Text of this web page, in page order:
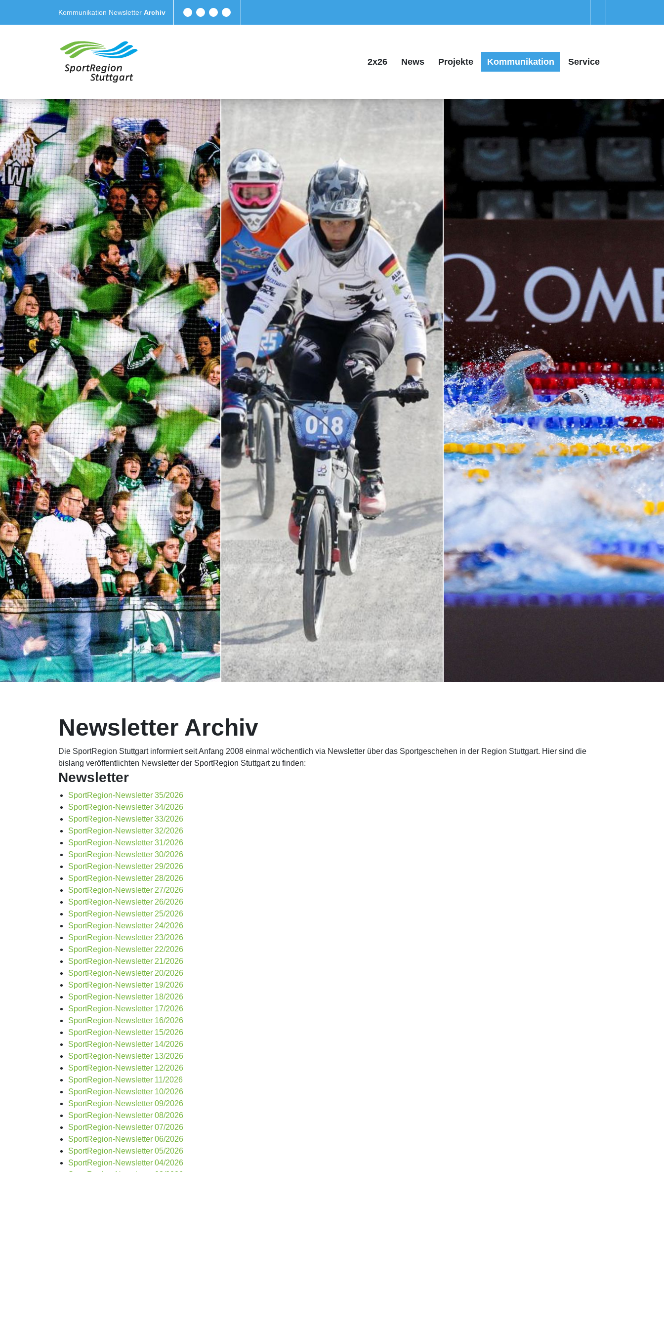
Kommunikation Newsletter Archiv
2x26 News Projekte Kommunikation Service
Newsletter Archiv
Die SportRegion Stuttgart informiert seit Anfang 2008 einmal wöchentlich via Newsletter über das Sportgeschehen in der Region Stuttgart. Hier sind die
bislang veröffentlichten Newsletter der SportRegion Stuttgart zu finden:
Newsletter
SportRegion-Newsletter 35/2026
SportRegion-Newsletter 34/2026
SportRegion-Newsletter 33/2026
SportRegion-Newsletter 32/2026
SportRegion-Newsletter 31/2026
SportRegion-Newsletter 30/2026
SportRegion-Newsletter 29/2026
SportRegion-Newsletter 28/2026
SportRegion-Newsletter 27/2026
SportRegion-Newsletter 26/2026
SportRegion-Newsletter 25/2026
SportRegion-Newsletter 24/2026
SportRegion-Newsletter 23/2026
SportRegion-Newsletter 22/2026
SportRegion-Newsletter 21/2026
SportRegion-Newsletter 20/2026
SportRegion-Newsletter 19/2026
SportRegion-Newsletter 18/2026
SportRegion-Newsletter 17/2026
SportRegion-Newsletter 16/2026
SportRegion-Newsletter 15/2026
SportRegion-Newsletter 14/2026
SportRegion-Newsletter 13/2026
SportRegion-Newsletter 12/2026
SportRegion-Newsletter 11/2026
SportRegion-Newsletter 10/2026
SportRegion-Newsletter 09/2026
SportRegion-Newsletter 08/2026
SportRegion-Newsletter 07/2026
SportRegion-Newsletter 06/2026
SportRegion-Newsletter 05/2026
SportRegion-Newsletter 04/2026
SportRegion-Newsletter 03/2026